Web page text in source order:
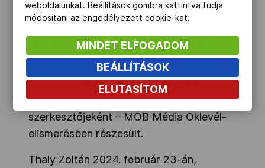
rendbetételében, vezetésében. Több mint
háromszáz könyvborító tervezése
fűződik a nevéhez. Két évtizedig tanította
a laptervezést és a tipográfiát.
Elismerései közt 2002-ben – az MLSZ és
a MAC jubileumi évkönyvének
szerkesztőjeként – MOB Média Oklevél-
elismerésben részesült.
Thaly Zoltán 2024. február 23-án,
weboldalunkat. Beállítások gombra kattintva tudja
módosítani az engedélyezett cookie-kat.
MINDET ELFOGADOM
BEÁLLÍTÁSOK
ELUTASÍTOM